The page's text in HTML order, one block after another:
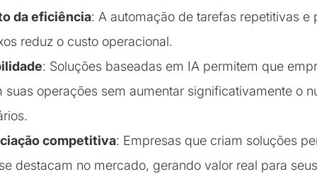
da eficiência: A automação de tarefas repetitivas e
reduz o custo operacional.
: Soluções baseadas em IA permitem que
suas operações sem aumentar significativamente o
competitiva: Empresas que criam soluções
destacam no mercado, gerando valor real para